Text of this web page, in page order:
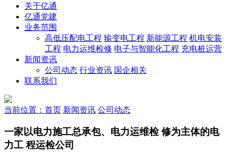
关于亿通
亿通党建
业务范围
高低压配电工程 输变电工程 新能源工程 机电安装
工程 电力运维检修 电子与智能化工程 充电桩运营
新闻资讯
公司动态 行业资讯 国企相关
联系我们
当前位置：首页 新闻资讯 公司动态
一家以电力施工总承包、电力运维检 修为主体的电
力工 程运检公司